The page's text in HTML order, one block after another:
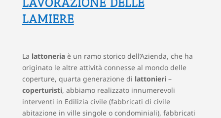
LAMIERE
La lattoneriaè un ramo storico dell’Azienda, che ha
originato le altre attività connesse al mondo delle
coperture, quarta generazione di lattonieri–
coperturisti, abbiamo realizzato innumerevoli
interventi in Edilizia civile (fabbricati di civile
abitazione in ville singole o condominiali), fabbricati